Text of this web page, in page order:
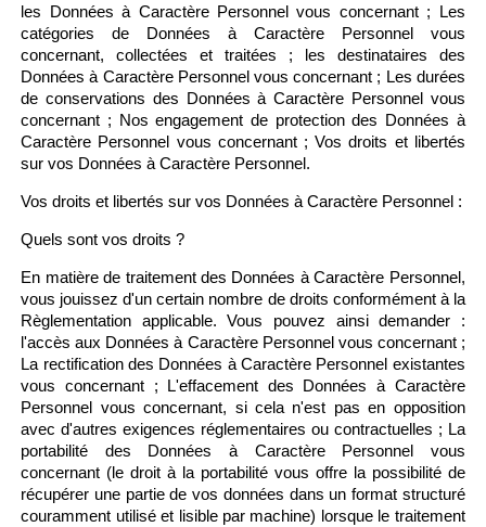
les Données à Caractère Personnel vous concernant ; Les
catégories de Données à Caractère Personnel vous
concernant, collectées et traitées ; les destinataires des
Données à Caractère Personnel vous concernant ; Les durées
de conservations des Données à Caractère Personnel vous
concernant ; Nos engagement de protection des Données à
Caractère Personnel vous concernant ; Vos droits et libertés
sur vos Données à Caractère Personnel.
Vos droits et libertés sur vos Données à Caractère Personnel :
Quels sont vos droits ?
En matière de traitement des Données à Caractère Personnel,
vous jouissez d'un certain nombre de droits conformément à la
Règlementation applicable. Vous pouvez ainsi demander :
l'accès aux Données à Caractère Personnel vous concernant ;
La rectification des Données à Caractère Personnel existantes
vous concernant ; L'effacement des Données à Caractère
Personnel vous concernant, si cela n'est pas en opposition
avec d'autres exigences réglementaires ou contractuelles ; La
portabilité des Données à Caractère Personnel vous
concernant (le droit à la portabilité vous offre la possibilité de
récupérer une partie de vos données dans un format structuré
couramment utilisé et lisible par machine) lorsque le traitement